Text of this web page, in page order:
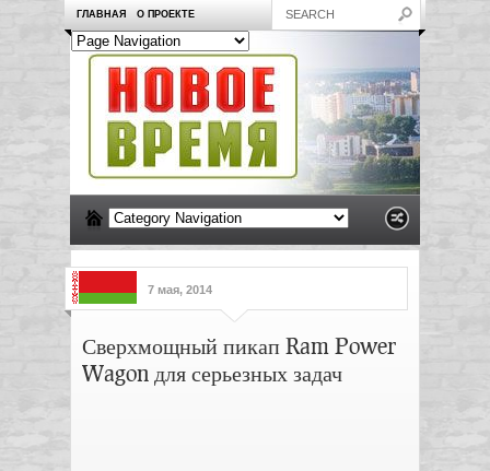
ГЛАВНАЯ О ПРОЕКТЕ
7 мая, 2014
Сверхмощный пикап Ram Power
Wagon для серьезных задач